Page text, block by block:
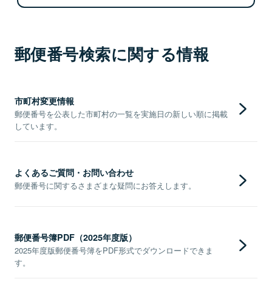
郵便番号検索に関する情報
市町村変更情報
郵便番号を公表した市町村の一覧を実施日の新しい順に掲載
しています。
よくあるご質問・お問い合わせ
郵便番号に関するさまざまな疑問にお答えします。
郵便番号簿PDF（2025年度版）
2025年度版郵便番号簿をPDF形式でダウンロードできま
す。